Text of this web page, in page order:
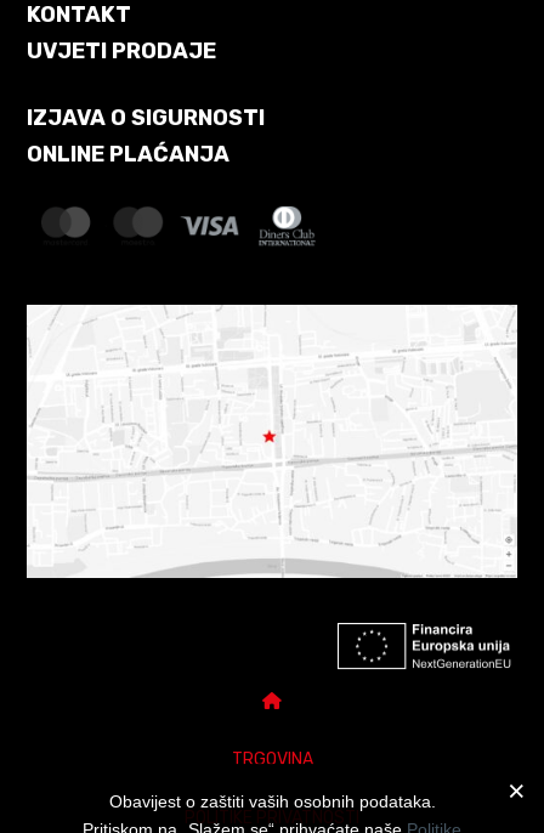
KONTAKT
UVJETI PRODAJE
IZJAVA O SIGURNOSTI
ONLINE PLAĆANJA
TRGOVINA
Obavijest o zaštiti vaših osobnih podataka.